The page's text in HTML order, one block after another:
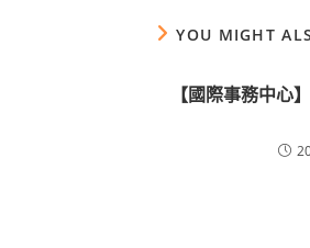
YOU MIGHT
【國際事務中心